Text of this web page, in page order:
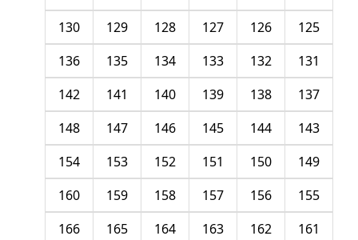
125
126
127
128
129
130
131
132
133
134
135
136
137
138
139
140
141
142
143
144
145
146
147
148
149
150
151
152
153
154
155
156
157
158
159
160
161
162
163
164
165
166